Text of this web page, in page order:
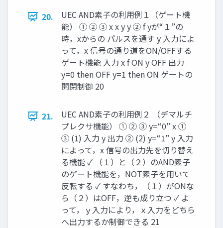
20.
UEC AND素子の利用例１（ゲート機
能） ① ② ③ x x y y ② f yが“１”の
時，xからの パルスを通す y 入力によ
って，x 信号の通り道をON/OFFする
ゲート機能 入力 x f ON y OFF 出力
y=0 then OFF y=1 then ON ゲートの
開閉制御 20
21.
UEC AND素子の利用例２ （デマルチ
プレクサ機能） ① ② ③ y=“0” x ①
③ (1) 入力 y 出力 ② (2) y=“1” y 入力
によって，x 信号の出力先を切り替え
る機能 ✓ （１）と（２）のAND素子
のゲート機能を，NOT素子を用いて
反転する ✓ すなわち，（１）がONな
ら（２）はOFF，逆も成り立つ ✓ よ
って，ｙ入力により，ｘ入力をどちら
へ出力するか制御できる 21